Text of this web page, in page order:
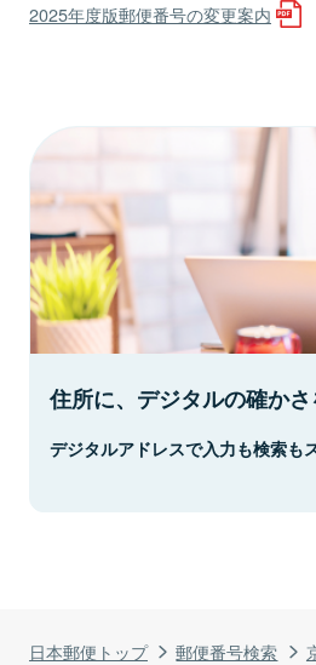
日本郵便トップ 郵便番号検索
2025年度版郵便番号の変更案内
住所に、デジタルの確かさ
デジタルアドレスで入力も検索も